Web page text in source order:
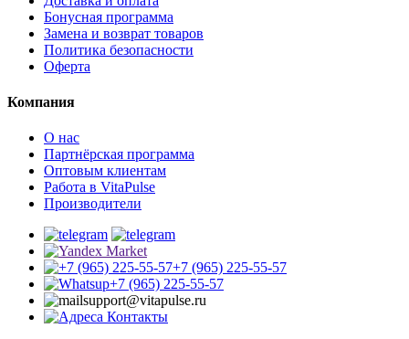
Бонусная программа
Замена и возврат товаров
Политика безопасности
Оферта
Компания
О нас
Партнёрская программа
Оптовым клиентам
Работа в VitaPulse
Производители
+7 (965) 225-55-57
+7 (965) 225-55-57
support@vitapulse.ru
Контакты